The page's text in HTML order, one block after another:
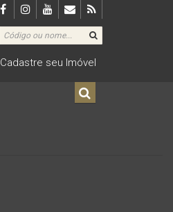
Cadastre seu Imóvel